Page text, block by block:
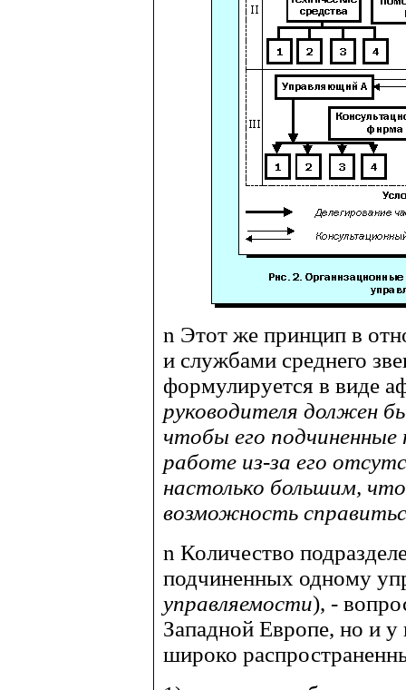
n Этот же принцип в
и службами среднего
формулируется в виде
руководителя должен
чтобы его подчиненные
работе из-за его
настолько большим,
возможность
n Количество
подчиненных одному
управляемости), -
Западной Европе, но и
широко